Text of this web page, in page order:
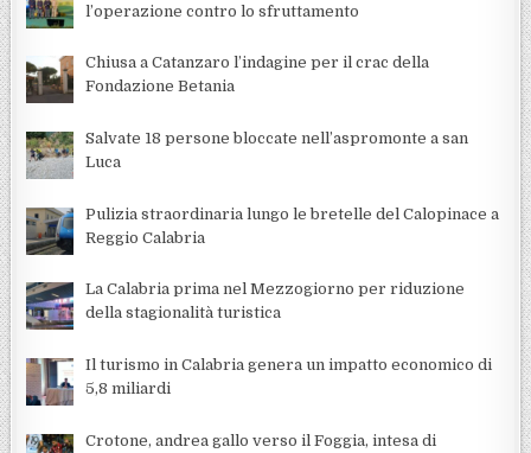
l’operazione contro lo sfruttamento
Chiusa a Catanzaro l’indagine per il crac della
Fondazione Betania
Salvate 18 persone bloccate nell’aspromonte a san
Luca
Pulizia straordinaria lungo le bretelle del Calopinace a
Reggio Calabria
La Calabria prima nel Mezzogiorno per riduzione
della stagionalità turistica
Il turismo in Calabria genera un impatto economico di
5,8 miliardi
Crotone, andrea gallo verso il Foggia, intesa di